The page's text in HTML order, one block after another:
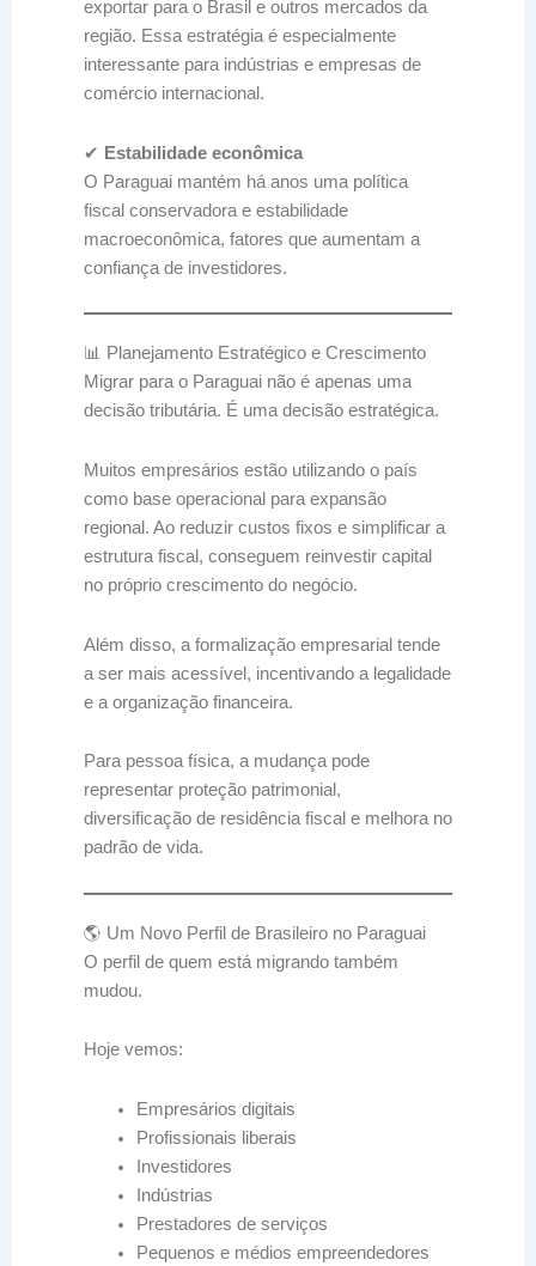
exportar para o Brasil e outros mercados da
região. Essa estratégia é especialmente
interessante para indústrias e empresas de
comércio internacional.
✔ Estabilidade econômica
O Paraguai mantém há anos uma política
fiscal conservadora e estabilidade
macroeconômica, fatores que aumentam a
confiança de investidores.
📊 Planejamento Estratégico e Crescimento
Migrar para o Paraguai não é apenas uma
decisão tributária. É uma decisão estratégica.
Muitos empresários estão utilizando o país
como base operacional para expansão
regional. Ao reduzir custos fixos e simplificar a
estrutura fiscal, conseguem reinvestir capital
no próprio crescimento do negócio.
Além disso, a formalização empresarial tende
a ser mais acessível, incentivando a legalidade
e a organização financeira.
Para pessoa física, a mudança pode
representar proteção patrimonial,
diversificação de residência fiscal e melhora no
padrão de vida.
🌎 Um Novo Perfil de Brasileiro no Paraguai
O perfil de quem está migrando também
mudou.
Hoje vemos:
Empresários digitais
Profissionais liberais
Investidores
Indústrias
Prestadores de serviços
Pequenos e médios empreendedores